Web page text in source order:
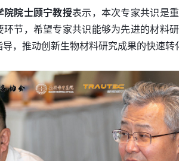
院院士顾宁教授表示，本次专家共识是
环节，希望专家共识能够为先进的材料
，推动创新生物材料研究成果的快速转